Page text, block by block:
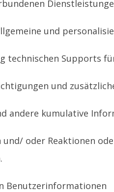
und
technischen Supports
und
andere kumulative
oder Reaktionen
Benutzerinformationen